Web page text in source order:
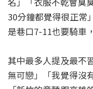
30分鐘都覺得很正常
是巷口7-11也要騎車
其中最多人提及最不
無可戀」「我覺得沒